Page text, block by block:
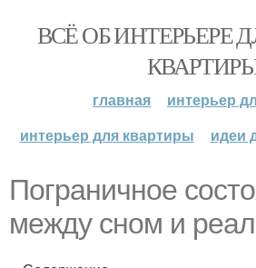
ВСЁ ОБ ИНТЕРЬЕРЕ
главная
интерьер
интерьер для квартиры
идеи
Пограничное
между сном и